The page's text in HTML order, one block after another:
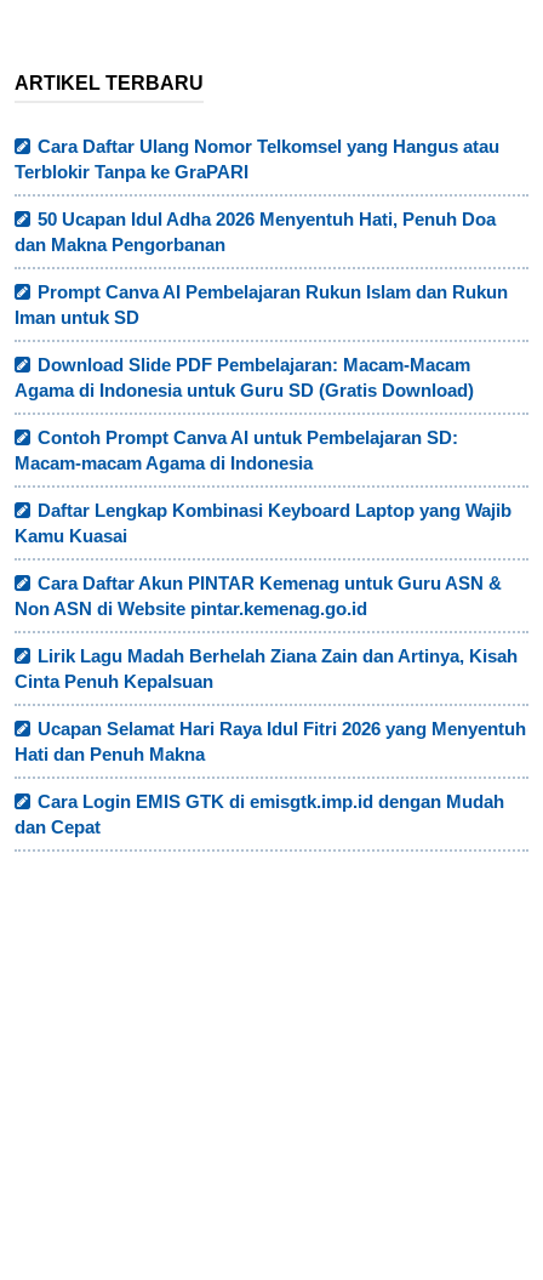
ARTIKEL TERBARU
Cara Daftar Ulang Nomor Telkomsel yang Hangus atau
Terblokir Tanpa ke GraPARI
50 Ucapan Idul Adha 2026 Menyentuh Hati, Penuh Doa
dan Makna Pengorbanan
Prompt Canva AI Pembelajaran Rukun Islam dan Rukun
Iman untuk SD
Download Slide PDF Pembelajaran: Macam-Macam
Agama di Indonesia untuk Guru SD (Gratis Download)
Contoh Prompt Canva AI untuk Pembelajaran SD:
Macam-macam Agama di Indonesia
Daftar Lengkap Kombinasi Keyboard Laptop yang Wajib
Kamu Kuasai
Cara Daftar Akun PINTAR Kemenag untuk Guru ASN &
Non ASN di Website pintar.kemenag.go.id
Lirik Lagu Madah Berhelah Ziana Zain dan Artinya, Kisah
Cinta Penuh Kepalsuan
Ucapan Selamat Hari Raya Idul Fitri 2026 yang Menyentuh
Hati dan Penuh Makna
Cara Login EMIS GTK di emisgtk.imp.id dengan Mudah
dan Cepat